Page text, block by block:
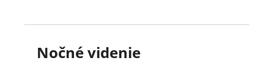
Nočné videnie